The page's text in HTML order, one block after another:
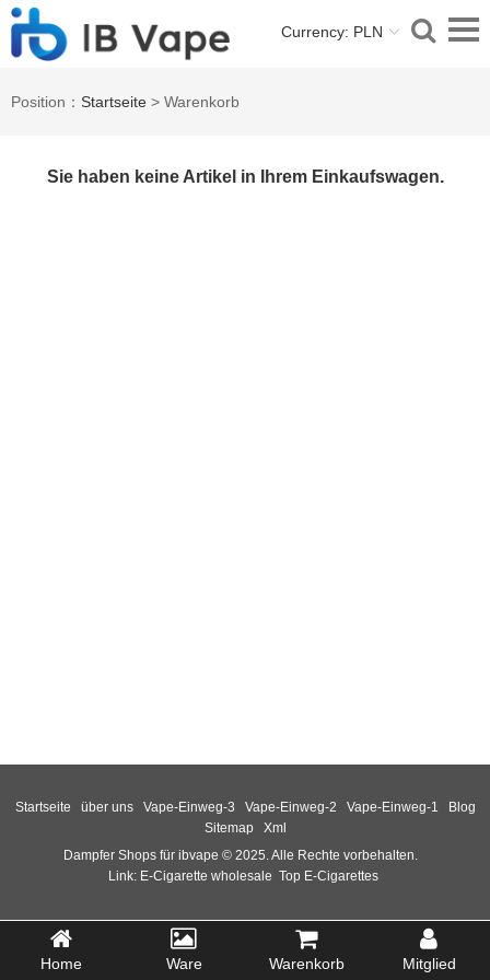
Currency: PLN
Position： Startseite > Warenkorb
Sie haben keine Artikel in Ihrem Einkaufswagen.
Startseite über uns Vape-Einweg-3 Vape-Einweg-2 Vape-Einweg-1
Blog
Sitemap
Xml
Dampfer Shops für ibvape © 2025. Alle Rechte vorbehalten.
Link: E-Cigarette wholesale Top E-Cigarettes
Home Ware Warenkorb Mitglied